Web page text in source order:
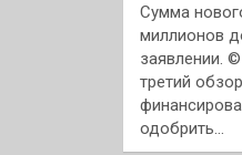
Сумма
миллионов
заявлении.
третий
одобрить…